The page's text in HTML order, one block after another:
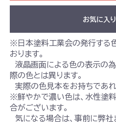
お気に入
※日本塗料工業会の発行する
おります。
液晶画面による色の表示の
際の色とは異ります。
実際の色見本をお持ちであれ
※鮮やかで濃い色は、水性塗
合がございます。
気になる場合は、事前に弊社